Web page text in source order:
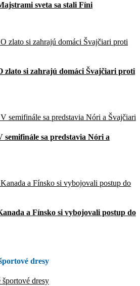
sveta sa stali Fíni
zlato si zahrajú domáci Švajčiari proti
sa predstavia Nóri a
a Fínsko si vybojovali postup do
dresy